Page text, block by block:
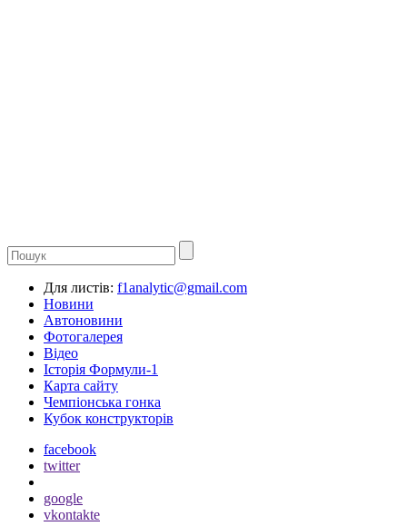
Для листів: f1analytic@gmail.com
Новини
Автоновини
Фотогалерея
Відео
Історія Формули-1
Карта сайту
Чемпіонська гонка
Кубок конструкторів
facebook
twitter
google
vkontakte